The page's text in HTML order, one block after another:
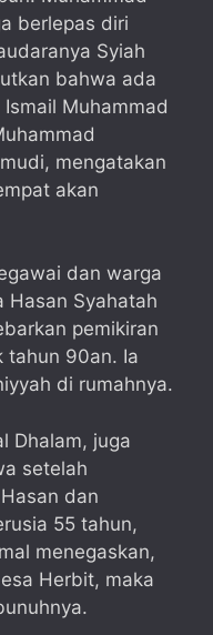
berlepas diri
Syiah
bahwa ada
Muhammad
mengatakan
akan
dan warga
Hasan Syahatah
pemikiran
tahun 90an. Ia
di rumahnya.
Dhalam, juga
setelah
dan
55 tahun,
menegaskan,
Herbit, maka